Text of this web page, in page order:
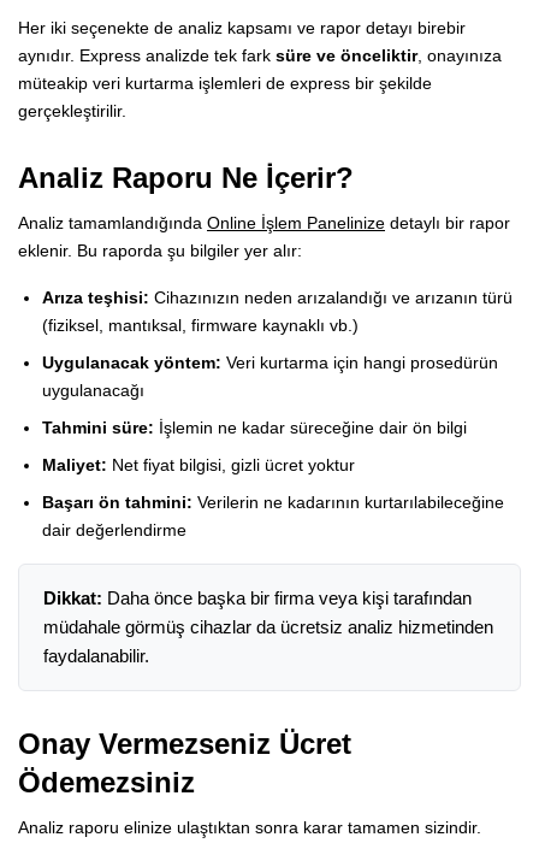
Her iki seçenekte de analiz kapsamı ve rapor detayı birebir
aynıdır. Express analizde tek fark süre ve önceliktir, onayınıza
müteakip veri kurtarma işlemleri de express bir şekilde
gerçekleştirilir.
Analiz Raporu Ne İçerir?
Analiz tamamlandığında Online İşlem Panelinize detaylı bir rapor
eklenir. Bu raporda şu bilgiler yer alır:
Arıza teşhisi: Cihazınızın neden arızalandığı ve arızanın türü
(fiziksel, mantıksal, firmware kaynaklı vb.)
Uygulanacak yöntem: Veri kurtarma için hangi prosedürün
uygulanacağı
Tahmini süre: İşlemin ne kadar süreceğine dair ön bilgi
Maliyet: Net fiyat bilgisi, gizli ücret yoktur
Başarı ön tahmini: Verilerin ne kadarının kurtarılabileceğine
dair değerlendirme
Dikkat: Daha önce başka bir firma veya kişi tarafından
müdahale görmüş cihazlar da ücretsiz analiz hizmetinden
faydalanabilir.
Onay Vermezseniz Ücret
Ödemezsiniz
Analiz raporu elinize ulaştıktan sonra karar tamamen sizindir.